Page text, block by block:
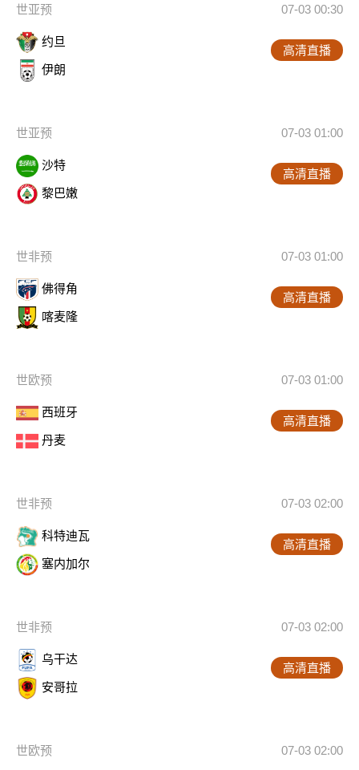
世亚预 07-03 00:30
约旦
伊朗
高清直播
世亚预 07-03 01:00
沙特
黎巴嫩
高清直播
世非预 07-03 01:00
佛得角
喀麦隆
高清直播
世欧预 07-03 01:00
西班牙
丹麦
高清直播
世非预 07-03 02:00
科特迪瓦
塞内加尔
高清直播
世非预 07-03 02:00
乌干达
安哥拉
高清直播
世欧预 07-03 02:00